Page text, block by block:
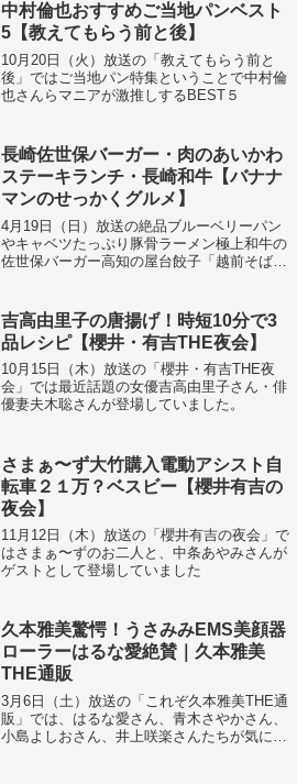
中村倫也おすすめご当地パンベスト
5【教えてもらう前と後】
10月20日（火）放送の「教えてもらう前と
後」ではご当地パン特集ということで中村倫
也さんらマニアが激推しするBEST５
長崎佐世保バーガー・肉のあいかわ
ステーキランチ・長崎和牛【バナナ
マンのせっかくグルメ】
4月19日（日）放送の絶品ブルーベリーパン
やキャベツたっぷり豚骨ラーメン極上和牛の
佐世保バーガー高知の屋台餃子「越前そば」
いました！
吉高由里子の唐揚げ！時短10分で3
品レシピ【櫻井・有吉THE夜会】
10月15日（木）放送の「櫻井・有吉THE夜
会」では最近話題の女優吉高由里子さん・俳
優妻夫木聡さんが登場していました。
さまぁ〜ず大竹購入電動アシスト自
転車２１万？ベスビー【櫻井有吉の
夜会】
11月12日（木）放送の「櫻井有吉の夜会」で
はさまぁ〜ずのお二人と、中条あやみさんが
ゲストとして登場していました
久本雅美驚愕！うさみみEMS美顔器
ローラーはるな愛絶賛｜久本雅美
THE通販
3月6日（土）放送の「これぞ久本雅美THE通
販」では、はるな愛さん、青木さやかさん、
小島よしおさん、井上咲楽さんたちが気にな